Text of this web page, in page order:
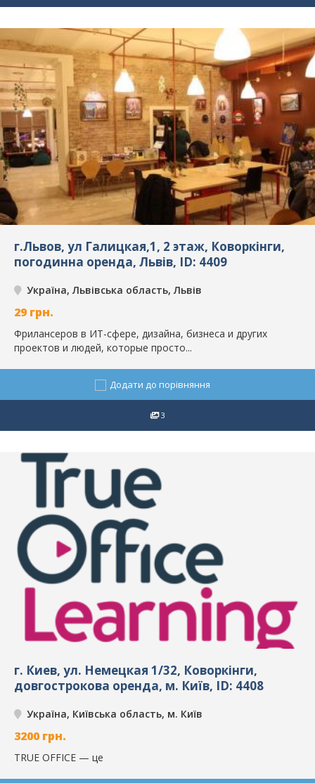
г.Львов, ул Галицкая,1, 2 этаж, Коворкінги,
погодинна оренда, Львів, ID: 4409
Україна, Львівська область, Львів
29 грн.
Фрилансеров в ИТ-сфере, дизайна, бизнеса и других
проектов и людей, которые просто...
Додати до порівняння
3
г. Киев, ул. Немецкая 1/32, Коворкінги,
довгострокова оренда, м. Київ, ID: 4408
Україна, Київська область, м. Київ
3200 грн.
TRUE OFFICE — це